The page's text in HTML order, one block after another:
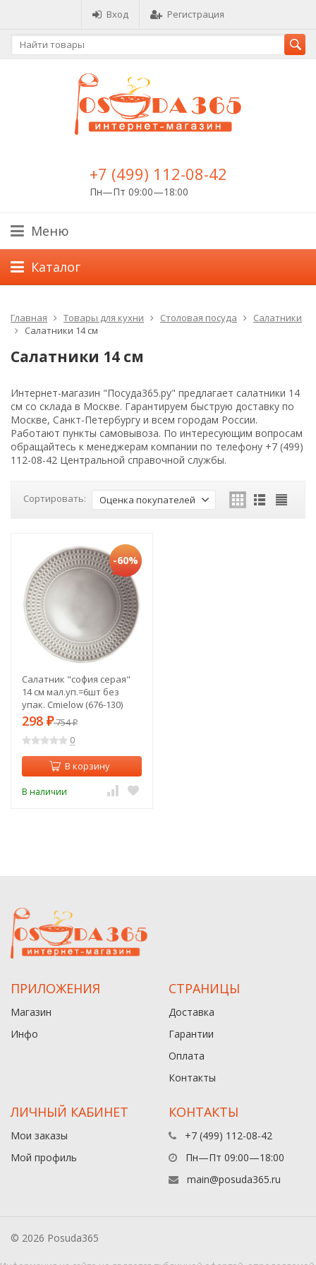
Вход Регистрация
+7 (499) 112-08-42
Пн—Пт 09:00—18:00
Меню
Каталог
Главная Товары для кухни Столовая посуда
Салатники
Салатники 14 см
Салатники 14 см
Интернет-магазин "Посуда365.ру" предлагает салатники 14
см со склада в Москве. Гарантируем быструю доставку по
Москве, Санкт-Петербургу и всем городам России.
Работают пункты самовывоза. По интересующим вопросам
обращайтесь к менеджерам компании по телефону +7 (499)
112-08-42 Центральной справочной службы.
Сортировать: Оценка покупателей
-60%
Салатник "софия серая"
14 см мал.уп.=6шт без
упак. Cmielow (676-130)
298 ₽754₽
0
В корзину
В наличии
ПРИЛОЖЕНИЯ
Магазин
Инфо
СТРАНИЦЫ
Доставка
Гарантии
Оплата
Контакты
ЛИЧНЫЙ КАБИНЕТ
Мои заказы
Мой профиль
КОНТАКТЫ
+7 (499) 112-08-42
Пн—Пт 09:00—18:00
main@posuda365.ru
© 2026 Posuda365